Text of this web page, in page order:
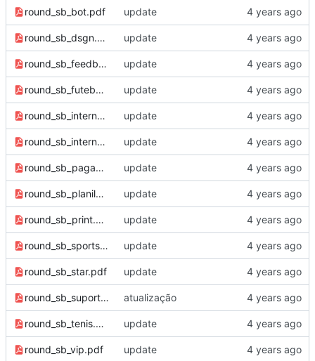
round_sb_bot.pdf update
round_sb_dsgn.pdf update
round_sb_feedback.pdf update
round_sb_futebol.pdf update
round_sb_interno_1.pdf update
round_sb_interno.pdf update
round_sb_pagamentos.pdf update
round_sb_planilha.pdf update
round_sb_print.pdf update
round_sb_sports.pdf update
round_sb_star.pdf update
round_sb_suporte.pdf atualização
round_sb_tenis.pdf update
round_sb_vip.pdf update